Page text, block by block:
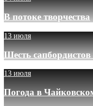
В потоке творчества
13 июля
Шесть
13 июля
Погода в